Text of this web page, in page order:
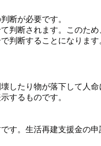
断が必要です。
断されます。このた
判断することになります
たり物が落下して人
するものです。
。生活再建支援金の